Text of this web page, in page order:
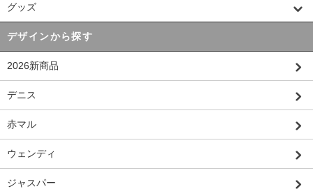
グッズ
デザインから探す
2026新商品
デニス
赤マル
ウェンディ
ジャスパー